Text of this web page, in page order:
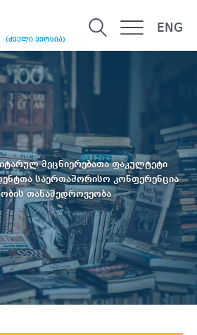
(ძველი ვერსია)
ENG
მეცნიერებათა ფაკულტეტი
საერთაშორისო კონფერენცია
თანამედროვეობა